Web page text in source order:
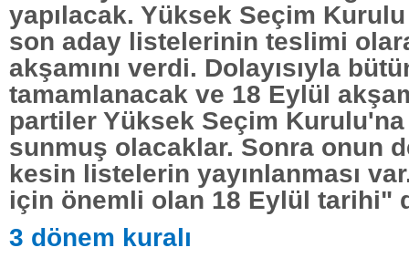
yapılacak. Yüksek Seçim
son aday listelerinin teslimi
akşamını verdi. Dolayısıyla
tamamlanacak ve 18 Eylül
partiler Yüksek Seçim
sunmuş olacaklar. Sonra onun
kesin listelerin yayınlanması
için önemli olan 18 Eylül tarihi"
3 dönem kuralı